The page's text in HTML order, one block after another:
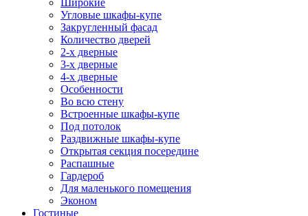
Широкие
Угловые шкафы-купе
Закругленный фасад
Количество дверей
2-х дверные
3-х дверные
4-х дверные
Особенности
Во всю стену
Встроенные шкафы-купе
Под потолок
Раздвижные шкафы-купе
Открытая секция посередине
Распашные
Гардероб
Для маленького помещения
Эконом
Гостиные